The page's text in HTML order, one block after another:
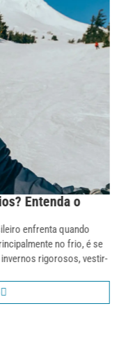
usá-las?
os motivos para utilizá-
presente por parte